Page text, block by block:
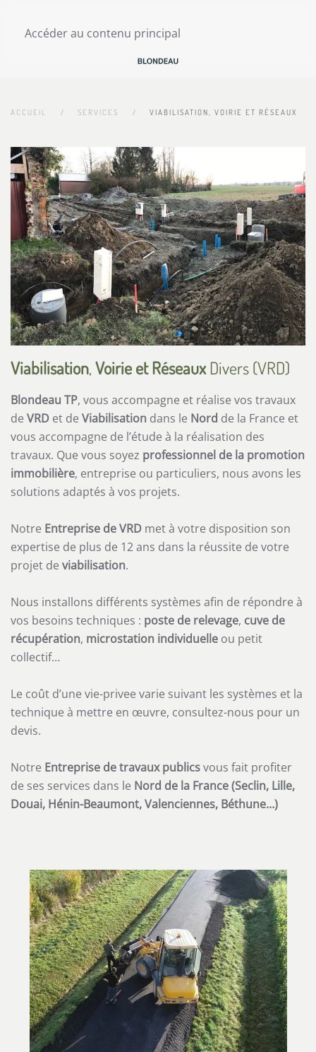
Accéder au contenu principal
ACCUEIL SERVICES VIABILISATION, VOIRIE ET RÉSEAUX
Viabilisation,Voirie et RéseauxDivers (VRD)
Blondeau TP, vous accompagne et réalise vos travaux
de VRD et de Viabilisation dans le Nord de la France et
vous accompagne de l’étude à la réalisation des
travaux. Que vous soyez professionnel de la promotion
immobilière, entreprise ou particuliers, nous avons les
solutions adaptés à vos projets.
Notre Entreprise de VRD met à votre disposition son
expertise de plus de 12 ans dans la réussite de votre
projet de viabilisation.
Nous installons différents systèmes afin de répondre à
vos besoins techniques : poste de relevage, cuve de
récupération, microstation individuelle ou petit
collectif…
Le coût d’une vie-privee varie suivant les systèmes et la
technique à mettre en œuvre, consultez-nous pour un
devis.
Notre Entreprise de travaux publicsvous fait profiter
de ses services dans le Nord de la France(Seclin, Lille,
Douai, Hénin-Beaumont, Valenciennes, Béthune…)